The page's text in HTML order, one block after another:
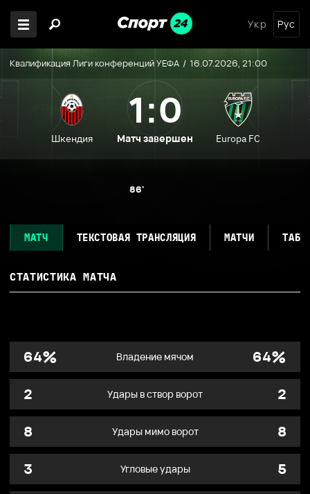
Укр Рус
Квалификация Лиги конференций УЕФА 16.07.2026, 21:00
Шкендия
1:0
Матч завершен Europa FC
86'
МАТЧ ТЕКСТОВАЯ ТРАНСЛЯЦИЯ МАТЧИ
СТАТИСТИКА МАТЧА
64% Владение мячом 64%
2 Удары в створ ворот
2
8
Удары мимо ворот
8
3
Угловые удары
5